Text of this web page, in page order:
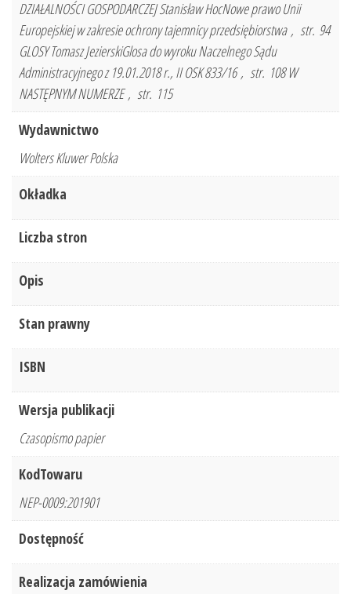
DZIAŁALNOŚCI GOSPODARCZEJ Stanisław HocNowe prawo Unii
Europejskiej w zakresie ochrony tajemnicy przedsiębiorstwa , str. 94
GLOSY Tomasz JezierskiGlosa do wyroku Naczelnego Sądu
Administracyjnego z 19.01.2018 r., II OSK 833/16 , str. 108 W
NASTĘPNYM NUMERZE , str. 115
Wydawnictwo
Wolters Kluwer Polska
Okładka
Liczba stron
Opis
Stan prawny
ISBN
Wersja publikacji
Czasopismo papier
KodTowaru
NEP-0009:201901
Dostępność
Realizacja zamówienia